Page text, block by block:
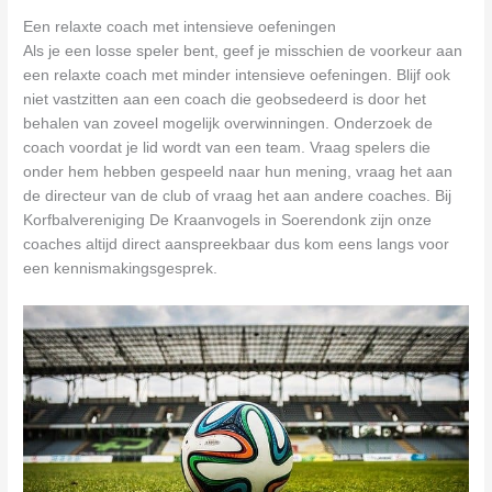
Een relaxte coach met intensieve oefeningen
Als je een losse speler bent, geef je misschien de voorkeur aan
een relaxte coach met minder intensieve oefeningen. Blijf ook
niet vastzitten aan een coach die geobsedeerd is door het
behalen van zoveel mogelijk overwinningen. Onderzoek de
coach voordat je lid wordt van een team. Vraag spelers die
onder hem hebben gespeeld naar hun mening, vraag het aan
de directeur van de club of vraag het aan andere coaches. Bij
Korfbalvereniging De Kraanvogels in Soerendonk zijn onze
coaches altijd direct aanspreekbaar dus kom eens langs voor
een kennismakingsgesprek.